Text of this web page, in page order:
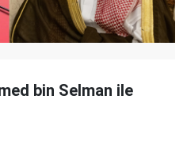
bin Selman ile